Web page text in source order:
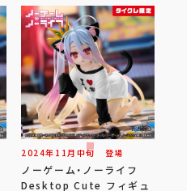
2024年 11 月 中旬 登場
ノーゲーム・ノーライフ
Desktop Cute フィギュ